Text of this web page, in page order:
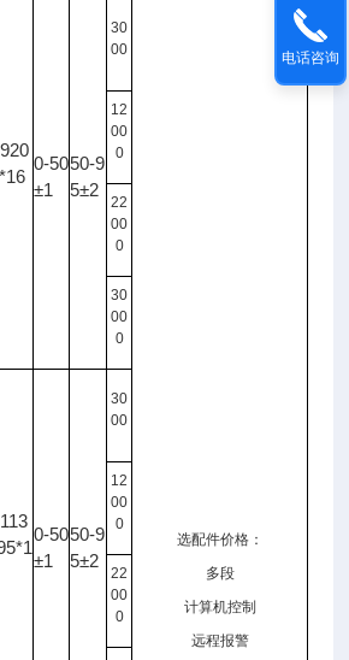
选配件价格：
多段
计算机控制
远程报警
0-50
±1
50-9
5±2
30
00
12
00
0
22
00
0
30
00
0
0-50
±1
50-9
5±2
30
00
12
00
0
22
00
0
电话咨询